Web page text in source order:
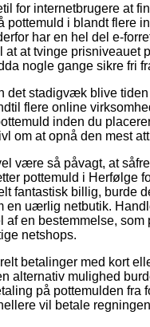
for internetbrugere at
pottemuld i blandt flere
har en hel del e-
at tvinge prisniveauet
nogle gange sikre fri
det stadigvæk blive
flere online
inden du
om at opnå den mest
være så påvagt, at
pottemuld i Herfølge
fantastisk billig, burde
en uærlig netbutik.
af en bestemmelse, som
netshops.
betalinger med kort
alternativ mulighed
på pottemulden fra
vil betale